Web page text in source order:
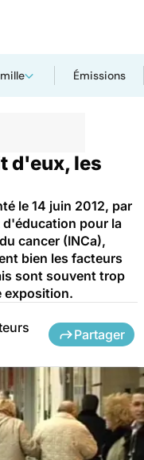
Émissions
d'eux, les
le 14 juin 2012, par
pour la
cancer (INCa),
bien les facteurs
sont souvent trop
exposition.
Partager